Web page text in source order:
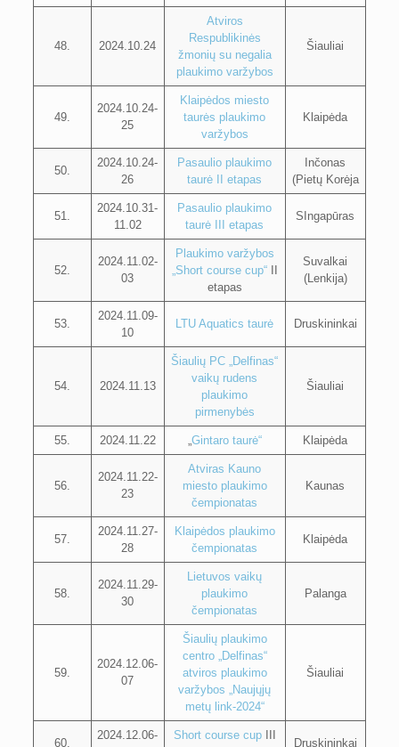
48. 2024.10.24
Atviros
Respublikinės
žmonių su negalia
plaukimo varžybos
Šiauliai
49.
2024.10.24-
25
Klaipėdos miesto
taurės plaukimo
varžybos
Klaipėda
50.
2024.10.24-
26
Pasaulio plaukimo
taurė II etapas
Inčonas
(Pietų Korėja
51.
2024.10.31-
11.02
Pasaulio plaukimo
taurė III etapas
SIngapūras
52.
2024.11.02-
03
Plaukimo varžybos
„Short course cup“II
etapas
Suvalkai
(Lenkija)
53.
2024.11.09-
10
LTU Aquatics taurė Druskininkai
54. 2024.11.13
Šiaulių PC „Delfinas“
vaikų rudens
plaukimo
pirmenybės
Šiauliai
55. 2024.11.22 „Gintaro taurė“ Klaipėda
56.
2024.11.22-
23
Atviras Kauno
miesto plaukimo
čempionatas
Kaunas
57.
2024.11.27-
28
Klaipėdos plaukimo
čempionatas
Klaipėda
58.
2024.11.29-
30
Lietuvos vaikų
plaukimo
čempionatas
Palanga
59.
2024.12.06-
07
Šiaulių plaukimo
centro „Delfinas“
atviros plaukimo
varžybos „Naujųjų
metų link-2024“
Šiauliai
60.
2024.12.06-
Short course cupIII
Druskininkai